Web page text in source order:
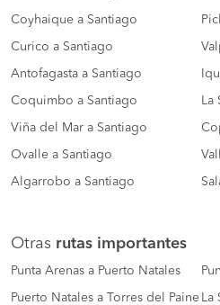
Coyhaique a Santiago
Curico a Santiago
Antofagasta a Santiago
Coquimbo a Santiago
Viña del Mar a Santiago
Ovalle a Santiago
Algarrobo a Santiago
Otras rutas importantes
Punta Arenas a Puerto Natales
Puerto Natales a Torres del Paine